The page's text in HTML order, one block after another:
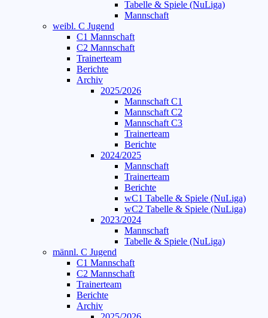
Tabelle & Spiele (NuLiga)
Mannschaft
weibl. C Jugend
C1 Mannschaft
C2 Mannschaft
Trainerteam
Berichte
Archiv
2025/2026
Mannschaft C1
Mannschaft C2
Mannschaft C3
Trainerteam
Berichte
2024/2025
Mannschaft
Trainerteam
Berichte
wC1 Tabelle & Spiele (NuLiga)
wC2 Tabelle & Spiele (NuLiga)
2023/2024
Mannschaft
Tabelle & Spiele (NuLiga)
männl. C Jugend
C1 Mannschaft
C2 Mannschaft
Trainerteam
Berichte
Archiv